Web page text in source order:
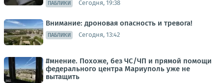
ПАБЛИКИ Сегодня, 19:38
Внимание: дроновая опасность и тревога!
ПАБЛИКИ Сегодня, 13:42
#мнение. Похоже, без ЧС/ЧП и прямой помощи
федерального центра Мариуполь уже не
вытащить